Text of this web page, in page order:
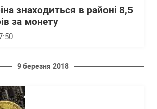
знаходиться в районі 8,5
за монету
9 березня 2018